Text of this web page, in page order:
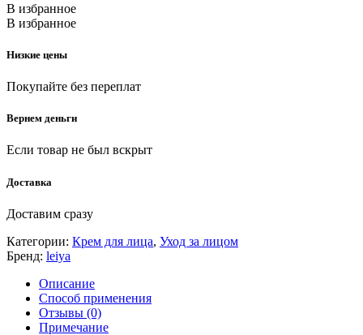
В избранное
В избранное
Низкие цены
Покупайте без переплат
Вернем деньги
Если товар не был вскрыт
Доставка
Доставим сразу
Категории: Крем для лица, Уход за лицом
Бренд: leiya
Описание
Способ применения
Отзывы (0)
Примечание